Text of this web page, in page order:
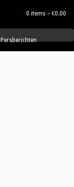
0 items – €0.00
Persberichten